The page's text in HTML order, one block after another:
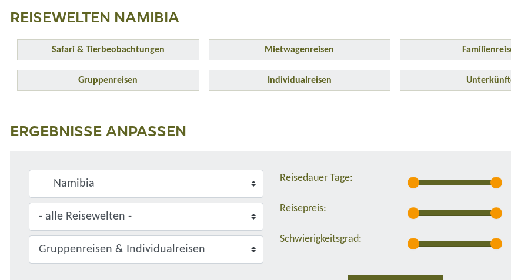
REISEWELTEN NAMIBIA
Safari & Tierbeobachtungen Mietwagenreisen
Gruppenreisen Individualreisen
ERGEBNISSE ANPASSEN
Reisedauer Tage:
Reisepreis:
Schwierigkeitsgrad: